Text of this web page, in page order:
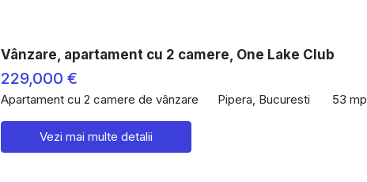
Vânzare, apartament cu 2 camere, One Lake Club
229,000 €
Apartament cu 2 camere de vânzare Pipera, Bucuresti 53 mp
Vezi mai multe detalii